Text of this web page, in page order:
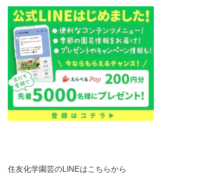
住友化学園芸のLINEはこちらから